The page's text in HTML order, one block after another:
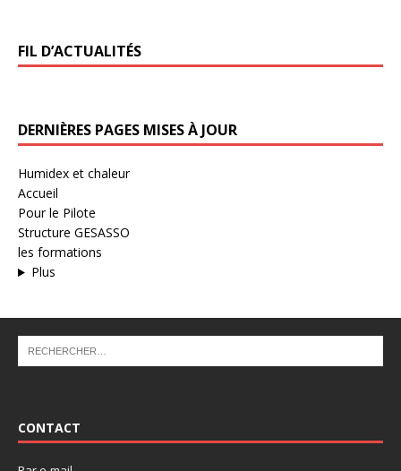
FIL D’ACTUALITÉS
DERNIÈRES PAGES MISES À JOUR
Humidex et chaleur
Accueil
Pour le Pilote
Structure GESASSO
les formations
Plus
CONTACT